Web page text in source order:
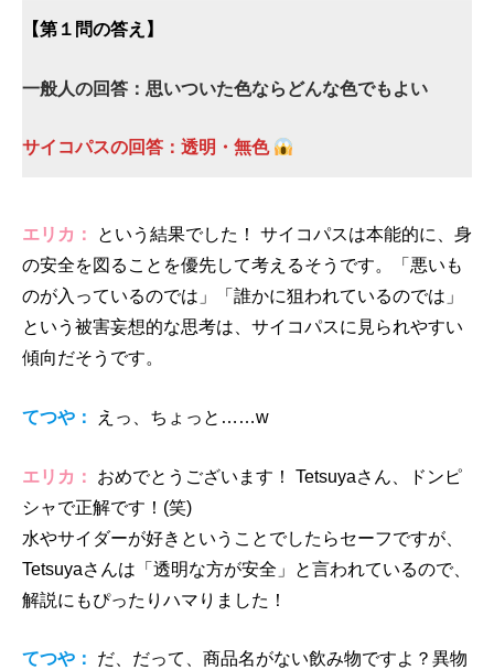
【第１問の答え】
一般人の回答：思いついた色ならどんな色でもよい
サイコパスの回答：透明・無色
エリカ：
という結果でした！ サイコパスは本能的に、身
の安全を図ることを優先して考えるそうです。「悪いも
のが入っているのでは」「誰かに狙われているのでは」
という被害妄想的な思考は、サイコパスに見られやすい
傾向だそうです。
てつや： えっ、ちょっと……w
エリカ：
おめでとうございます！ Tetsuyaさん、ドンピ
シャで正解です！(笑)
水やサイダーが好きということでしたらセーフですが、
Tetsuyaさんは「透明な方が安全」と言われているので、
解説にもぴったりハマりました！
てつや：
だ、だって、商品名がない飲み物ですよ？異物